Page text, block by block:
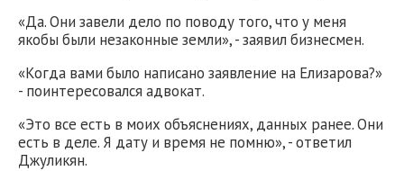
«Да. Они завели дело по поводу того, что у меня
якобы были незаконные земли», - заявил бизнесмен.
«Когда вами было написано заявление на Елизарова?»
- поинтересовался адвокат.
«Это все есть в моих объяснениях, данных ранее. Они
есть в деле. Я дату и время не помню», - ответил
Джуликян.